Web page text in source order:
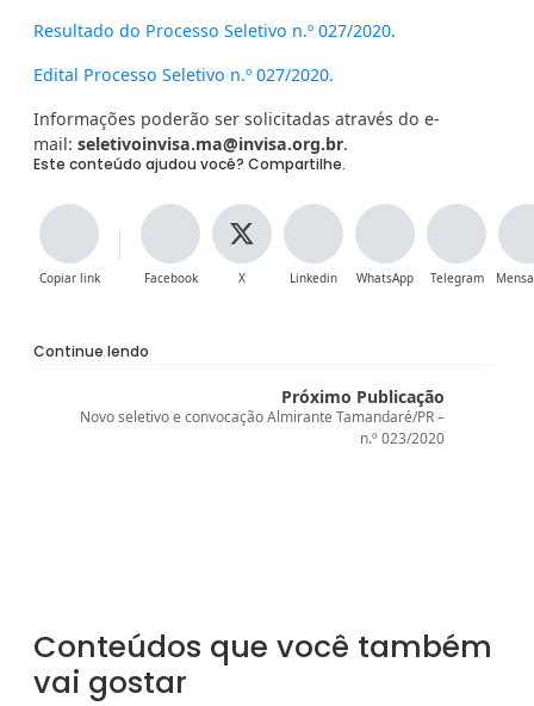
Resultado do Processo Seletivo n.º 027/2020.
Edital Processo Seletivo n.º 027/2020.
Informações poderão ser solicitadas através do e-
mail: seletivoinvisa.ma@invisa.org.br.
Este conteúdo ajudou você? Compartilhe.
Copiar link Facebook X Linkedin WhatsApp Telegram
Continue lendo
Próximo Publicação
Novo seletivo e convocação Almirante Tamandaré/PR –
n.º 023/2020
Conteúdos que você também
vai gostar